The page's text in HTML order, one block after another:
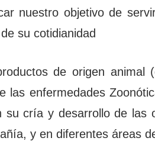
nuestro objetivo de
su cotidianidad
de origen animal
las enfermedades
cría y desarrollo de las
y en diferentes áreas